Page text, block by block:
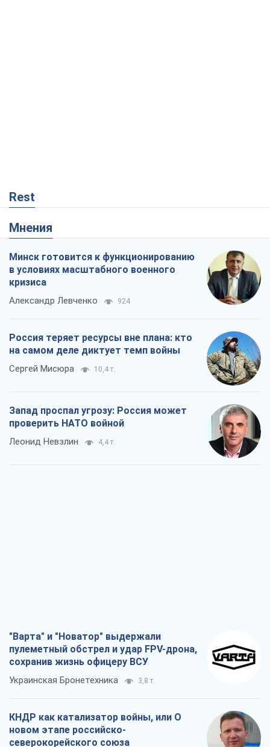
Rest
Мнения
Минск готовится к функционированию
в условиях масштабного военного
кризиса
Александр Левченко 924
Россия теряет ресурсы вне плана: кто
на самом деле диктует темп войны
Сергей Мисюра 10,4 т.
Запад проспал угрозу: Россия может
проверить НАТО войной
Леонид Невзлин 4,4 т.
"Варта" и "Новатор" выдержали
пулеметный обстрел и удар FPV-дрона,
сохранив жизнь офицеру ВСУ
Украинская Бронетехника 3,8 т.
КНДР как катализатор войны, или О
новом этапе российско-
северокорейского союза